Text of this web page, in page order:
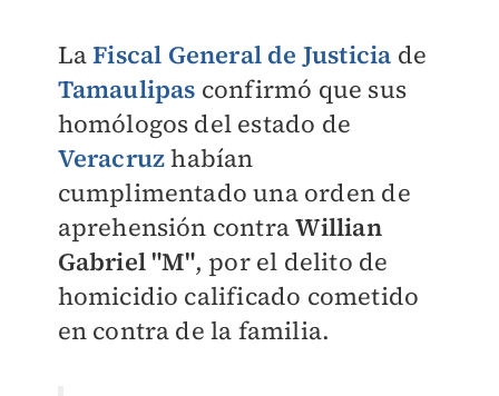
LaFiscal General de Justicia de
Tamaulipas confirmó que sus
homólogos del estado de
Veracruzhabían
cumplimentado una orden de
aprehensión contraWillian
Gabriel "M", por el delito de
homicidio calificado cometido
en contra de la familia.